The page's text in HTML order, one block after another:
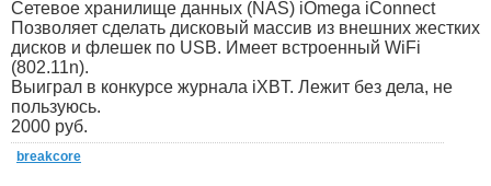
Сетевое хранилище данных (NAS) iOmega iConnect
Позволяет сделать дисковый массив из внешних жестких
дисков и флешек по USB. Имеет встроенный WiFi
(802.11n).
Выиграл в конкурсе журнала iXBT. Лежит без дела, не
пользуюсь.
2000 руб.
breakcore